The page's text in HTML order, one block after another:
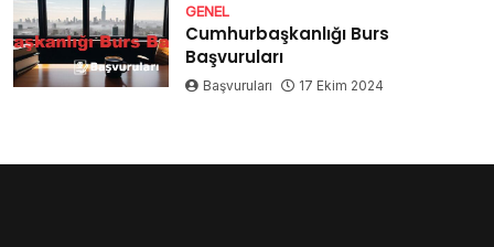
GENEL
Cumhurbaşkanlığı Burs
Başvuruları
Başvuruları 17 Ekim 2024